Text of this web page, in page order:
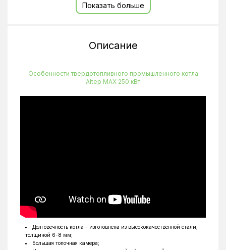
Показать больше
Описание
Особенности твердотопливного промышленного котла
Altep MAX 250 кВт
Долговечность котла – изготовлена ​​из высококачественной стали,
толщиной 6-8 мм;
Большая топочная камера;